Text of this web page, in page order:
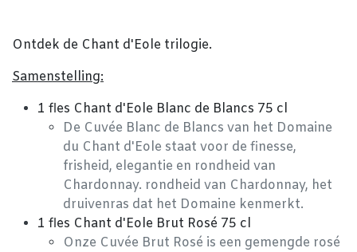
Ontdek de Chant d'Eole trilogie.
Samenstelling:
1 fles Chant d'Eole Blanc de Blancs 75 cl
De Cuvée Blanc de Blancs van het Domaine
du Chant d'Eole staat voor de finesse,
frisheid, elegantie en rondheid van
Chardonnay. rondheid van Chardonnay, het
druivenras dat het Domaine kenmerkt.
1 fles Chant d'Eole Brut Rosé 75 cl
Onze Cuvée Brut Rosé is een gemengde rosé